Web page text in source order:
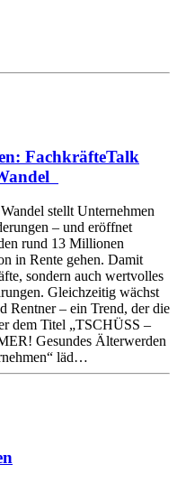
FachkräfteTalk
stellt Unternehmen
– und eröffnet
rund 13 Millionen
in Rente gehen. Damit
sondern auch wertvolles
Gleichzeitig wächst
Rentner – ein Trend, der die
dem Titel „TSCHÜSS –
Gesundes Älterwerden
läd…